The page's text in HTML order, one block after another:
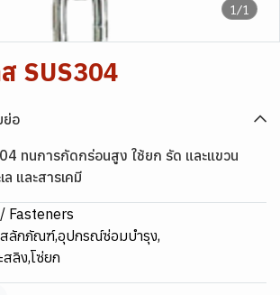
1/1
SUS304
ย่อ
ทนการกัดกร่อนสูง ใช้ยก รัด และแขวน
ล และสารเคมี
Fasteners
ลักภัณฑ์,อุปกรณ์ซ่อมบำรุง,
ลิง,โซ่ยก